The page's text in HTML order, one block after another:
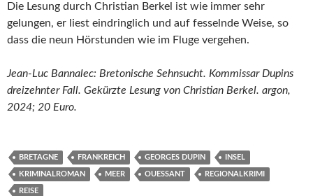
Die Lesung durch Christian Berkel ist wie immer sehr
gelungen, er liest eindringlich und auf fesselnde Weise, so
dass die neun Hörstunden wie im Fluge vergehen.
Jean-Luc Bannalec: Bretonische Sehnsucht. Kommissar Dupins
dreizehnter Fall. Gekürzte Lesung von Christian Berkel. argon,
2024; 20 Euro.
BRETAGNE FRANKREICH GEORGES DUPIN INSEL
KRIMINALROMAN MEER OUESSANT REGIONALKRIMI
REISE